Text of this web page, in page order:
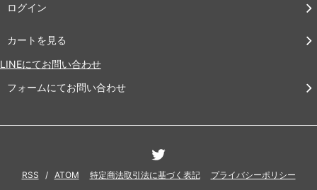
ログイン
カートを見る
LINEにてお問い合わせ
フォームにてお問い合わせ
RSS / ATOM 特定商法取引法に基づく表記 プライバシーポリシー